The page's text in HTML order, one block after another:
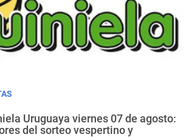
Uruguaya viernes 07 de agosto:
del sorteo vespertino y